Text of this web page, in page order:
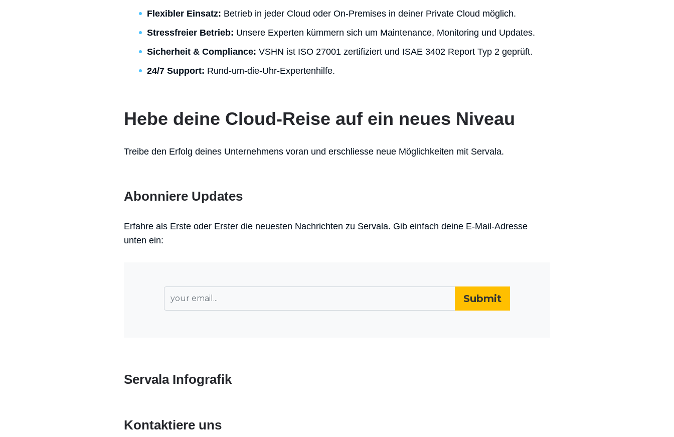
Flexibler Einsatz: Betrieb in jeder Cloud oder On-Premises in deiner Private Cloud möglich.
Stressfreier Betrieb: Unsere Experten kümmern sich um Maintenance, Monitoring und Updates.
Sicherheit & Compliance: VSHN ist ISO 27001 zertifiziert und ISAE 3402 Report Typ 2 geprüft.
24/7 Support: Rund-um-die-Uhr-Expertenhilfe.
Hebe deine Cloud-Reise auf ein neues Niveau
Treibe den Erfolg deines Unternehmens voran und erschliesse neue Möglichkeiten mit Servala.
Abonniere Updates
Erfahre als Erste oder Erster die neuesten Nachrichten zu Servala. Gib einfach deine E-Mail-Adresse
unten ein:
Servala Infografik
Kontaktiere uns